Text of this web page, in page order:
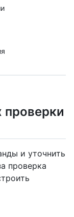
проверки
и уточнить
проверка